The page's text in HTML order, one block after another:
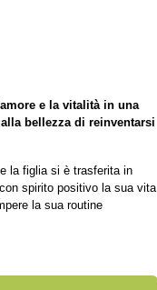
e la vitalità in una
bellezza di reinventarsi
la figlia si è trasferita in
spirito positivo la sua vita
la sua routine